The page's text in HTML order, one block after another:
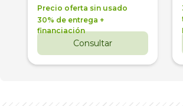
Precio oferta sin usado
30% de entrega +
financiación
Consultar